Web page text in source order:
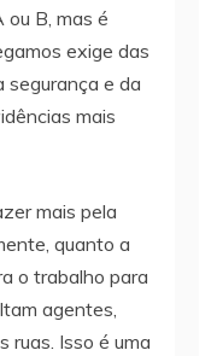
ou B, mas é
exige das
segurança e da
mais
mais pela
quanto a
o trabalho para
agentes,
ruas. Isso é uma